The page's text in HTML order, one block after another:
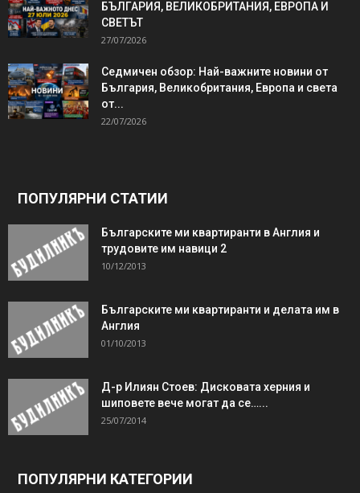
БЪЛГАРИЯ, ВЕЛИКОБРИТАНИЯ, ЕВРОПА И
СВЕТЪТ
27/07/2026
Седмичен обзор: Най-важните новини от
България, Великобритания, Европа и света
от...
22/07/2026
ПОПУЛЯРНИ СТАТИИ
Българските ми квартиранти в Англия и
трудовите им навици 2
10/12/2013
Българските ми квартиранти и делата им в
Англия
01/10/2013
Д-р Илиян Стоев: Дисковата херния и
шиповете вече могат да се…...
25/07/2014
ПОПУЛЯРНИ КАТЕГОРИИ